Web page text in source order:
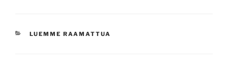
KATEGORIAT
LUEMME RAAMATTUA